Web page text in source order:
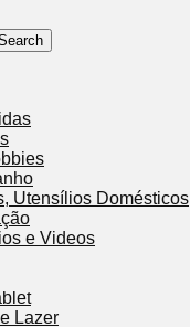
Utensílios Domésticos
e Videos
Lazer